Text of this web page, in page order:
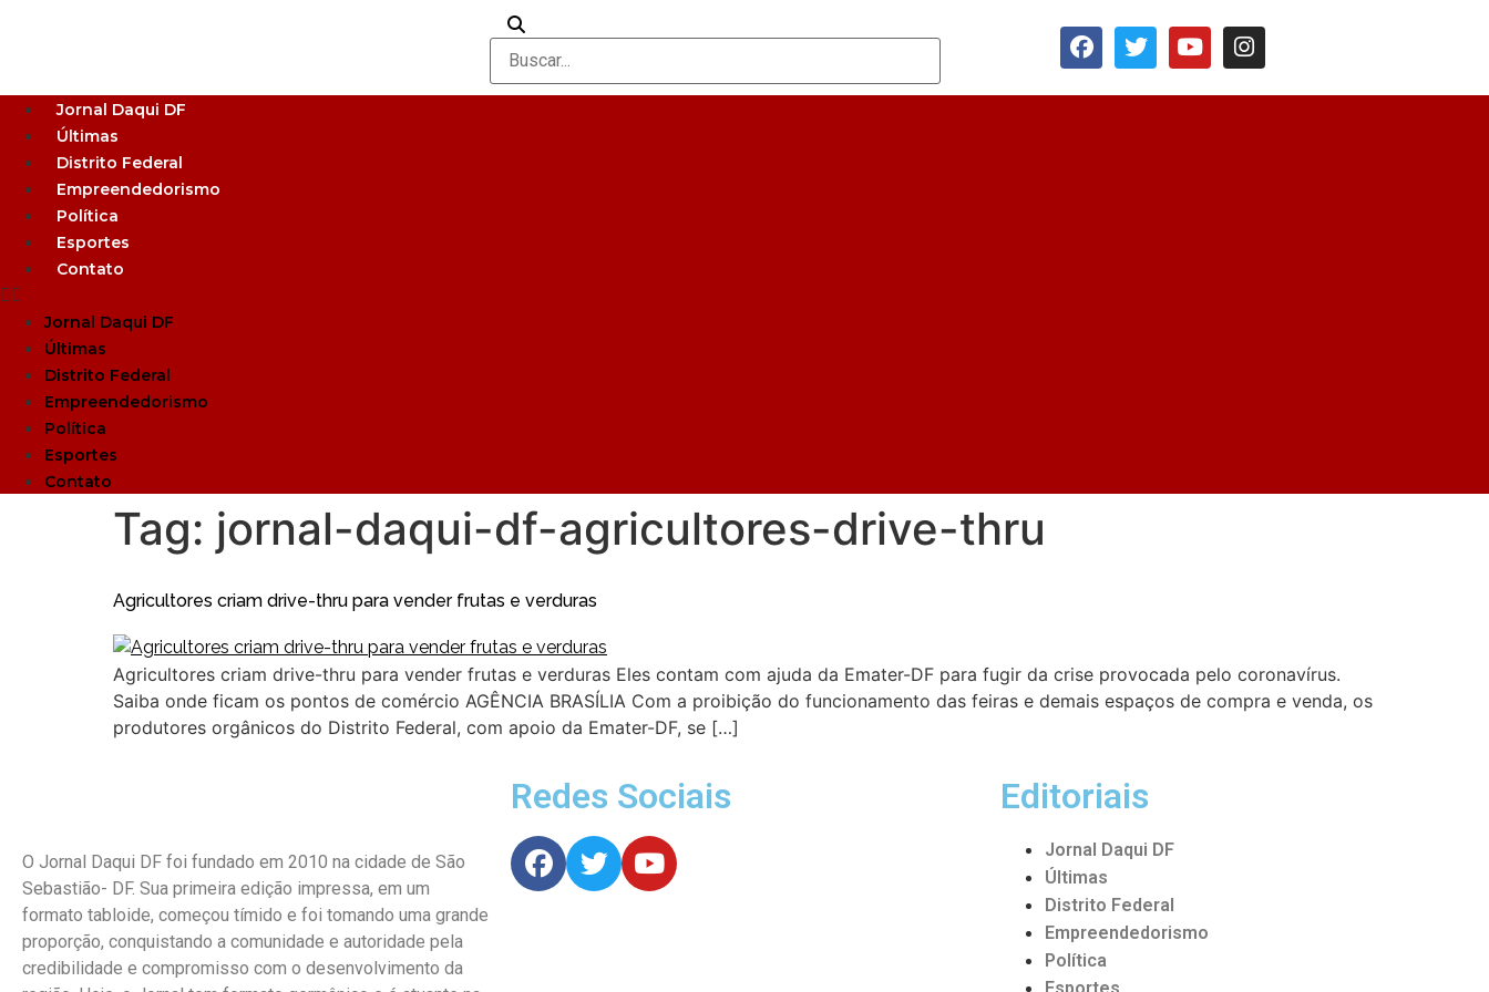
Jornal Daqui DF
Últimas
Distrito Federal
Empreendedorismo
Política
Esportes
Contato
Jornal Daqui DF
Últimas
Distrito Federal
Empreendedorismo
Política
Esportes
Contato
Tag: jornal-daqui-df-agricultores-drive-thru
Agricultores criam drive-thru para vender frutas e verduras
Agricultores criam drive-thru para vender frutas e verduras Eles contam com ajuda da Emater-DF para fugir da crise provocada pelo coronavírus.
Saiba onde ficam os pontos de comércio AGÊNCIA BRASÍLIA Com a proibição do funcionamento das feiras e demais espaços de compra e venda, os
produtores orgânicos do Distrito Federal, com apoio da Emater-DF, se […]
O Jornal Daqui DF foi fundado em 2010 na cidade de São
Sebastião- DF. Sua primeira edição impressa, em um
formato tabloide, começou tímido e foi tomando uma grande
proporção, conquistando a comunidade e autoridade pela
credibilidade e compromisso com o desenvolvimento da
Redes Sociais Editoriais
Jornal Daqui DF
Últimas
Distrito Federal
Empreendedorismo
Política